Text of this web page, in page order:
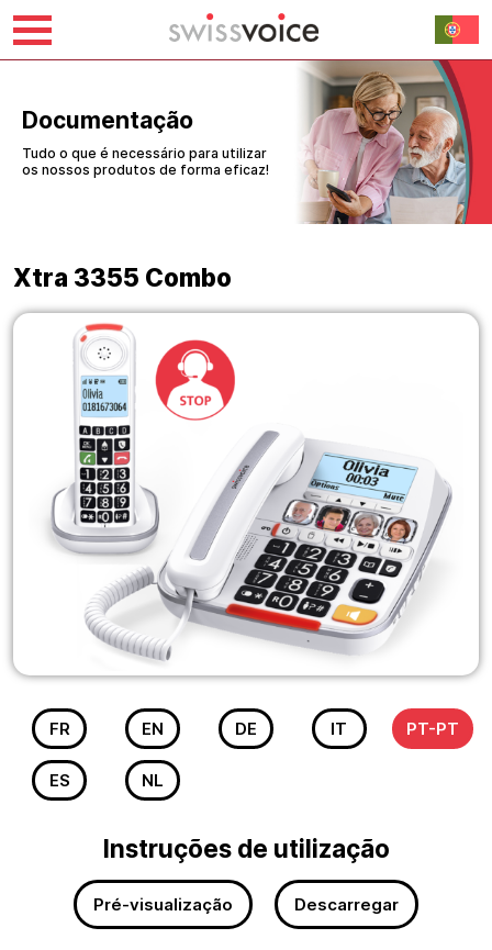
Documentação
Tudo o que é necessário para utilizar
os nossos produtos de forma eficaz!
Xtra 3355 Combo
FR EN DE IT PT-PT
ES NL
Instruções de utilização
Pré-visualização Descarregar